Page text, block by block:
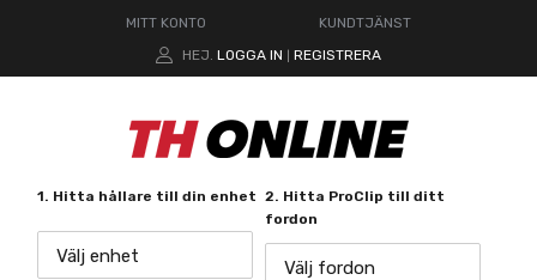
MITT KONTO
KUNDTJÄNST
HEJ. LOGGA IN REGISTRERA
1. Hitta hållare till din enhet
Välj enhet
2. Hitta ProClip till ditt
fordon
Välj fordon